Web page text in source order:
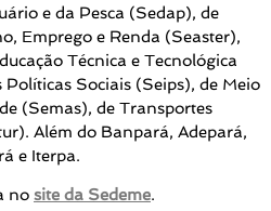
e da Pesca (Sedap), de
Emprego e Renda (Seaster),
Técnica e Tecnológica
Sociais (Seips), de Meio
(Semas), de Transportes
Além do Banpará, Adepará,
e Iterpa.
no site da Sedeme.